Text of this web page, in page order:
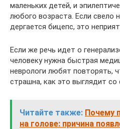
маленьких детей, и
любого возраста. Если свело
дергается бицепс, это
Если же речь идет о
человеку нужна быстрая
неврологи любят повторять,
страшна, как это выглядит со
Читайте также: Почему
на голове: причина